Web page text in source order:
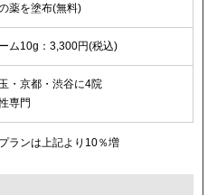
薬を塗布(無料)
ム10g：3,300円(税込)
・京都・渋谷に4院
専門
ランは上記より10％増